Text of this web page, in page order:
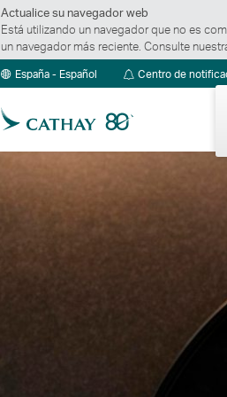
Actualice su navegador web
Está utilizando un navegador que no es
un navegador más reciente. Consulte
España - Español Centro de